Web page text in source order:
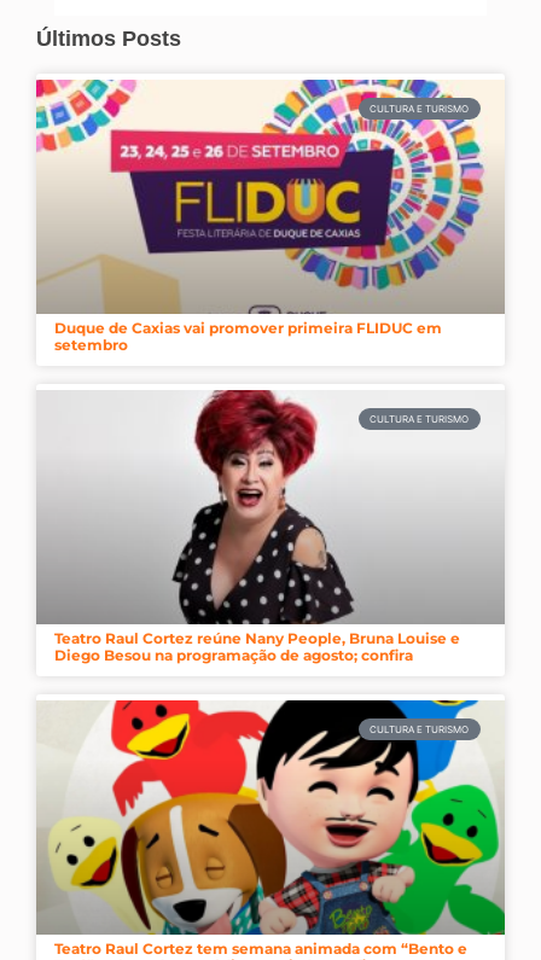
Últimos Posts
CULTURA E TURISMO
Duque de Caxias vai promover primeira FLIDUC em
setembro
CULTURA E TURISMO
Teatro Raul Cortez reúne Nany People, Bruna Louise e
Diego Besou na programação de agosto; confira
CULTURA E TURISMO
Teatro Raul Cortez tem semana animada com “Bento e